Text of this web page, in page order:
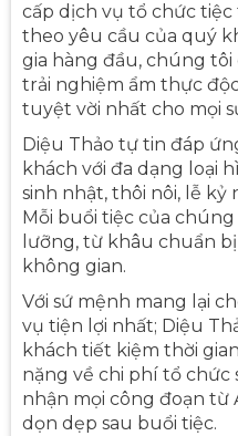
cấp dịch vụ tổ chức tiệc
theo yêu cầu của quý
gia hàng đầu, chúng
trải nghiệm ẩm thực
tuyệt vời nhất cho mọi
Diệu Thảo tự tin đáp
khách với đa dạng loại
sinh nhật, thôi nôi, lễ kỷ
Mỗi buổi tiệc của
lưỡng, từ khâu chuẩn
không gian.
Với sứ mệnh mang lại
vụ tiện lợi nhất; Diệu
khách tiết kiệm thời
nặng về chi phí tổ chức
nhận mọi công đoạn từ
dọn dẹp sau buổi tiệc.